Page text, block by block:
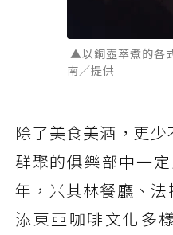
▲以銅壺萃煮的各
南／提供
除了美食美酒，更
群聚的俱樂部中一
年，米其林餐廳、
添東亞咖啡文化多